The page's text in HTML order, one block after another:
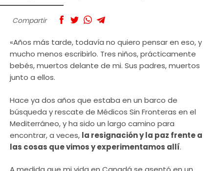
Compartir
«Años más tarde, todavía no quiero pensar en eso, y
mucho menos escribirlo. Tres niños, prácticamente
bebés, muertos delante de mi. Sus padres, muertos
junto a ellos.
Hace ya dos años que estaba en un barco de
búsqueda y rescate de Médicos Sin Fronteras en el
Mediterráneo, y ha sido un largo camino para
encontrar, a veces, la resignación y la paz frente a
las cosas que vimos y experimentamos allí.